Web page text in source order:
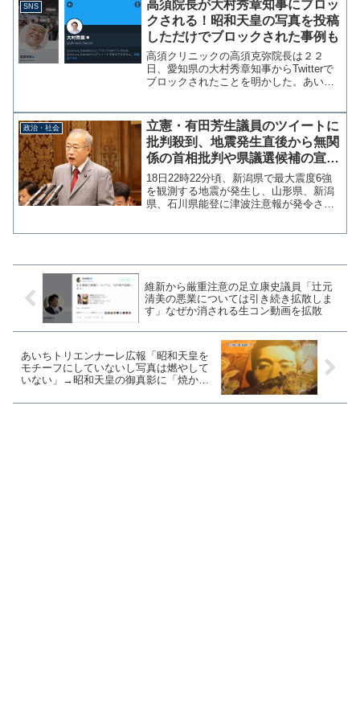
ている」「伊藤詩織さんの...
SNS
高須院長が大村秀章知事にブロッ
クされる！昭和天皇の写真を投稿
しただけでブロックされた事例も
高須クリニックの高須克弥院長は２２
日、愛知県の大村秀章知事からTwitterで
ブロックされたことを明かした。あいち
示があったことに抗議したのが原因と思
われる。知事が愛知...
政治・社会
立憲・有田芳生議員のツイートに
批判殺到、地震発生直後から無関
係の首相批判や県議選候補の宣伝
を繰り返す
18日22時22分頃、新潟県で最大震度6強
を観測する地震が発生し、山形県、新潟
県、石川県能登に津波注意報が発令され
維新から厳重注意の足立康史議員「辻元
清美の悪業については引き続き拡散しま
す」なぜか消される生コン動画を拡散
あいちトリエンナーレ広報「昭和天皇を
モチーフにしていないし写真は燃やして
いない」→昭和天皇の御真影に「焼かれ